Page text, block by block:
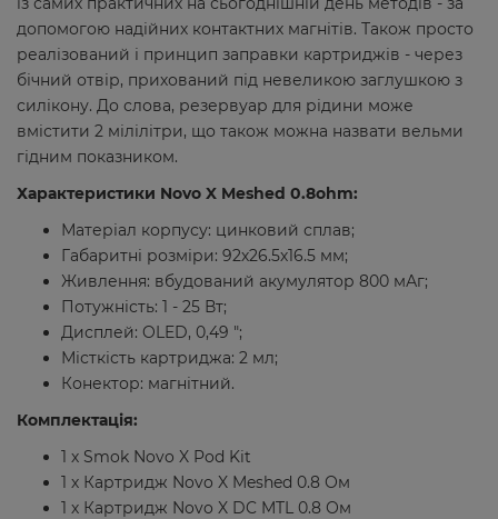
допомогою надійних контактних магнітів. Також просто
реалізований і принцип заправки картриджів - через
бічний отвір, прихований під невеликою заглушкою з
силікону. До слова, резервуар для рідини може
вмістити 2 мілілітри, що також можна назвати вельми
гідним показником.
Характеристики Novo X Meshed 0.8ohm:
Матеріал корпусу: цинковий сплав;
Габаритні розміри: 92х26.5х16.5 мм;
Живлення: вбудований акумулятор 800 мАг;
Потужність: 1 - 25 Вт;
Дисплей: OLED, 0,49 ";
Місткість картриджа: 2 мл;
Конектор: магнітний.
Комплектація:
1 х Smok Novo X Pod Kit
1 х Картридж Novo X Meshed 0.8 Ом
1 х Картридж Novo X DC MTL 0.8 Ом